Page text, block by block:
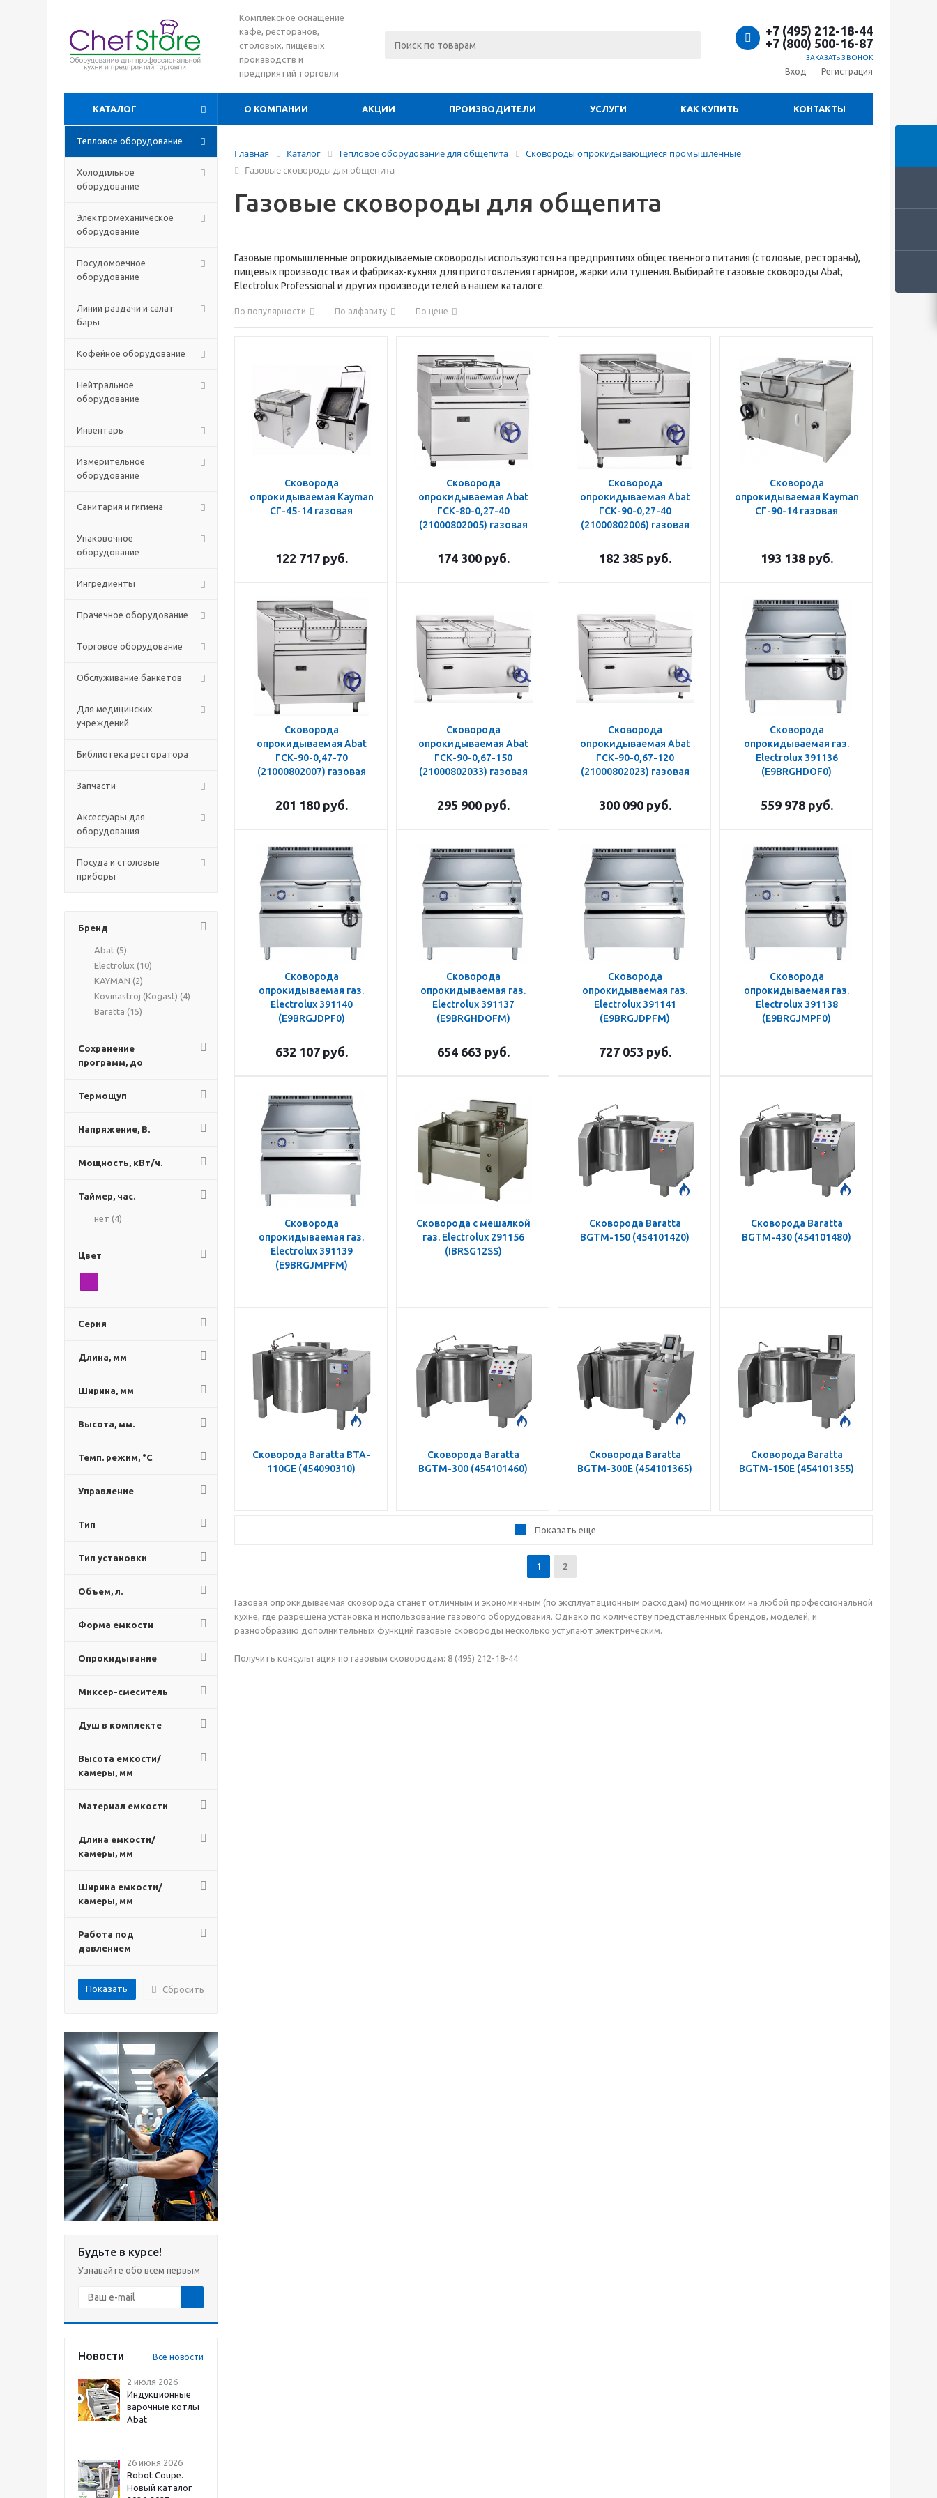
Комплексное оснащение
кафе, ресторанов,
столовых, пищевых
производств и
предприятий торговли
+7 (495) 212-18-44
+7 (800) 500-16-87
ЗАКАЗАТЬ ЗВОНОК
Вход Регистрация
КАТАЛОГ О КОМПАНИИ АКЦИИ ПРОИЗВОДИТЕЛИ УСЛУГИ КАК КУПИТЬ КОНТАКТЫ
Тепловое оборудование
Холодильное
оборудование
Электромеханическое
оборудование
Посудомоечное
оборудование
Линии раздачи и салат
бары
Кофейное оборудование
Нейтральное
оборудование
Инвентарь
Измерительное
оборудование
Санитария и гигиена
Упаковочное
оборудование
Ингредиенты
Прачечное оборудование
Торговое оборудование
Обслуживание банкетов
Для медицинских
учреждений
Библиотека ресторатора
Запчасти
Аксессуары для
оборудования
Посуда и столовые
приборы
Бренд
Abat (5)
Electrolux (10)
KAYMAN (2)
Kovinastroj (Kogast) (4)
Baratta (15)
Сохранение
программ, до
Термощуп
Напряжение, В.
Мощность, кВт/ч.
Таймер, час.
нет (4)
Цвет
Серия
Длина, мм
Ширина, мм
Высота, мм.
Темп. режим, °C
Управление
Тип
Тип установки
Объем, л.
Форма емкости
Опрокидывание
Миксер-смеситель
Душ в комплекте
Высота емкости/
камеры, мм
Материал емкости
Длина емкости/
камеры, мм
Ширина емкости/
камеры, мм
Работа под
давлением
Сбросить
Будьте в курсе!
Узнавайте обо всем первым
Новости Все новости
2 июля 2026
Индукционные
варочные котлы
Abat
26 июня 2026
Robot Coupe.
Новый каталог
Главная Каталог Тепловое оборудование для общепита
Сковороды опрокидывающиеся промышленные
Газовые сковороды для общепита
Газовые сковороды для общепита
Газовые промышленные опрокидываемые сковороды используются на предприятиях общественного питания (столовые, рестораны),
пищевых производствах и фабриках-кухнях для приготовления гарниров, жарки или тушения. Выбирайте газовые сковороды Abat,
Electrolux Professional и других производителей в нашем каталоге.
По популярности По алфавиту По цене
Сковорода
опрокидываемая Kayman
СГ-45-14 газовая
122 717руб.
Сковорода
опрокидываемая Abat
ГСК-80-0,27-40
(21000802005) газовая
174 300руб.
Сковорода
опрокидываемая Abat
ГСК-90-0,27-40
(21000802006) газовая
182 385 руб.
Сковорода
опрокидываемая Kayman
СГ-90-14 газовая
193 138руб.
Сковорода
опрокидываемая Abat
ГСК-90-0,47-70
(21000802007) газовая
201 180руб.
Сковорода
опрокидываемая Abat
ГСК-90-0,67-150
(21000802033) газовая
295 900руб.
Сковорода
опрокидываемая Abat
ГСК-90-0,67-120
(21000802023) газовая
300 090руб.
Сковорода
опрокидываемая газ.
Electrolux 391136
(E9BRGHDOF0)
559 978руб.
Сковорода
опрокидываемая газ.
Electrolux 391140
(E9BRGJDPF0)
632 107руб.
Сковорода
опрокидываемая газ.
Electrolux 391137
(E9BRGHDOFM)
654 663 руб.
Сковорода
опрокидываемая газ.
Electrolux 391141
(E9BRGJDPFM)
727 053 руб.
Сковорода
опрокидываемая газ.
Electrolux 391138
(E9BRGJMPF0)
Сковорода
опрокидываемая газ.
Electrolux 391139
(E9BRGJMPFM)
Сковорода с мешалкой
газ. Electrolux 291156
(IBRSG12SS)
Сковорода Baratta
BGTM-150 (454101420)
Сковорода Baratta
BGTM-430 (454101480)
Сковорода Baratta BTA-
110GE (454090310)
Сковорода Baratta
BGTM-300 (454101460)
Сковорода Baratta
BGTM-300E (454101365)
Сковорода Baratta
BGTM-150E (454101355)
Показать еще
1 2
Газовая опрокидываемая сковорода станет отличным и экономичным (по эксплуатационным расходам) помощником на любой профессиональной
кухне, где разрешена установка и использование газового оборудования. Однако по количеству представленных брендов, моделей, и
разнообразию дополнительных функций газовые сковороды несколько уступают электрическим.
Получить консультация по газовым сковородам: 8 (495) 212-18-44